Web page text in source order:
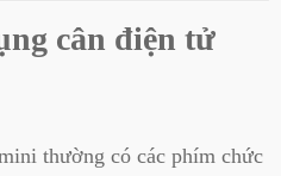
cân điện tử
thường có các phím chức